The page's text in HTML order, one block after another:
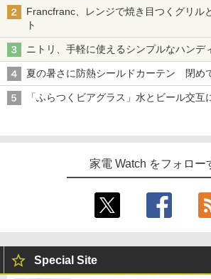
Francfranc、レンジで焼き目つくグリル
ト
ニトリ、手軽に使えるシンプルなハンデ
夏の暑さに防熱シールドカーテン 閉め
「ふらつくビアグラス」水とビール交互
家電 Watch をフォロー
Special Site